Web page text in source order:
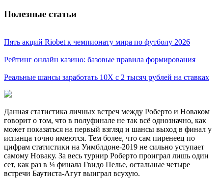
Полезные статьи
Пять акций Riobet к чемпионату мира по футболу 2026
Рейтинг онлайн казино: базовые правила формирования
Реальные шансы заработать 10X с 2 тысяч рублей на ставках
Данная статистика личных встреч между Роберто и Новаком
говорит о том, что в полуфинале не так всё однозначно, как
может показаться на первый взгляд и шансы выход в финал у
испанца точно имеются. Тем более, что сам пиренеец по
цифрам статистики на Уимблдоне-2019 не сильно уступает
самому Новаку. За весь турнир Роберто проиграл лишь один
сет, как раз в ¼ финала Гвидо Пелье, остальные четыре
встречи Баутиста-Агут выиграл всухую.